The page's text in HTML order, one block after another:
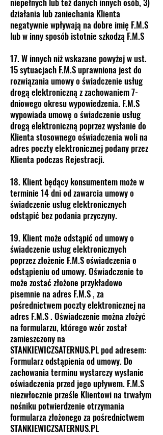
działania lub zaniechania Klienta
negatywnie wpływają na dobre imię F.M.S
lub w inny sposób istotnie szkodzą F.M.S
17. W innych niż wskazane powyżej w ust.
15 sytuacjach F.M.S uprawniona jest do
rozwiązania umowy o świadczenie usług
drogą elektroniczną z zachowaniem 7-
dniowego okresu wypowiedzenia. F.M.S
wypowiada umowę o świadczenie usług
drogą elektroniczną poprzez wysłanie do
Klienta stosownego oświadczenia woli na
adres poczty elektronicznej podany przez
Klienta podczas Rejestracji.
18. Klient będący konsumentem może w
terminie 14 dni od zawarcia umowy o
świadczenie usług elektronicznych
odstąpić bez podania przyczyny.
19. Klient może odstąpić od umowy o
świadczenie usług elektronicznych
poprzez złożenie F.M.S oświadczenia o
odstąpieniu od umowy. Oświadczenie to
może zostać złożone przykładowo
pisemnie na adres F.M.S , za
pośrednictwem poczty elektronicznej na
adres F.M.S . Oświadczenie można złożyć
na formularzu, którego wzór został
zamieszczony na
STANKIEWICZSATERNUS.PL pod adresem:
Formularz odstąpienia od umowy. Do
zachowania terminu wystarczy wysłanie
oświadczenia przed jego upływem. F.M.S
niezwłocznie prześle Klientowi na trwałym
nośniku potwierdzenie otrzymania
formularza złożonego za pośrednictwem
STANKIEWICZSATERNUS.PL